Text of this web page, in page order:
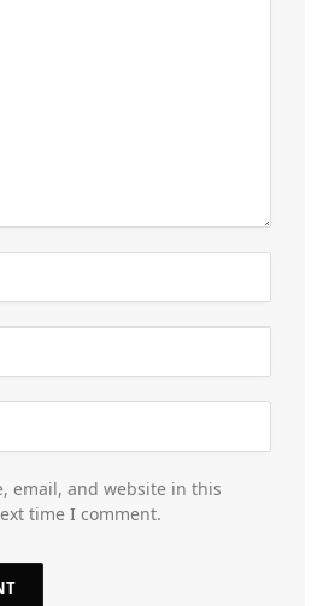
email, and website in this
time I comment.